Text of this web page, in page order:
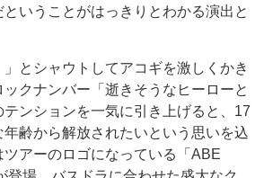
いうことがはっきりとわかる演出と
とシャウトしてアコギを激しくかき
クナンバー「逝きそうなヒーローと
ンションを一気に引き上げると、17
齢から解放されたいという思いを込
アーのロゴになっている「ABE